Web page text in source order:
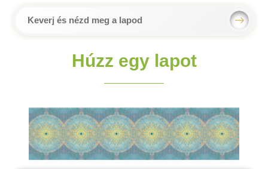
Keverj és nézd meg a lapod
Húzz egy lapot